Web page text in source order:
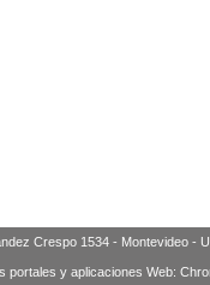
Crespo 1534 - Montevideo -
y aplicaciones Web: